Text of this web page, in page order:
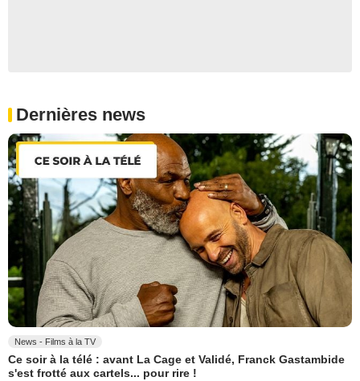
Dernières news
News - Films à la TV
Ce soir à la télé : avant La Cage et Validé, Franck Gastambide
s'est frotté aux cartels... pour rire !